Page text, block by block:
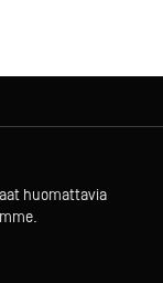
huomattavia